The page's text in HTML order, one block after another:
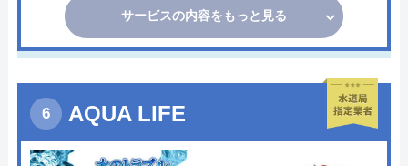
サービスの内容をもっと見る
AQUA LIFE